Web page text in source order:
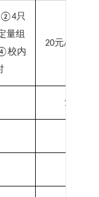
②4只
量组
校内
20元/
12